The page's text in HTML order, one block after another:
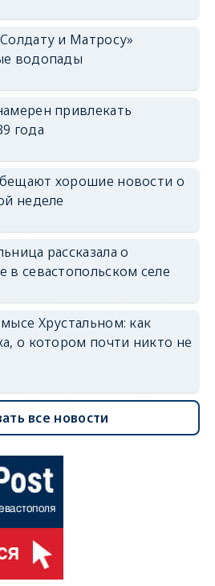
и Матросу»
водопады
привлекать
года
хорошие новости о
неделе
рассказала о
в севастопольском селе
Хрустальном: как
о котором почти никто не
все новости